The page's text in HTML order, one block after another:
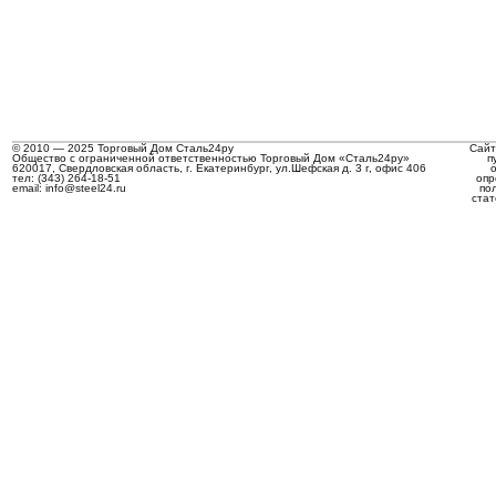
© 2010 — 2025 Торговый Дом Сталь24ру
Общество с ограниченной ответственностью Торговый Дом «Сталь24ру»
620017, Свердловская область, г. Екатеринбург, ул.Шефская д. 3 г, офис 406
тел: (343) 264-18-51
email: info@steel24.ru